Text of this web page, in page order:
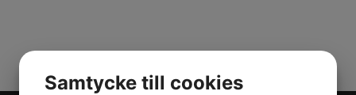
Samtycke till cookies